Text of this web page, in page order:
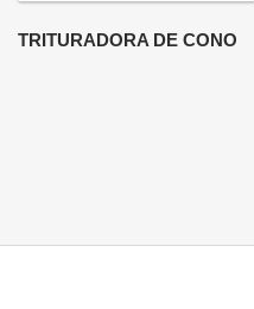
TRITURADORA DE CONO